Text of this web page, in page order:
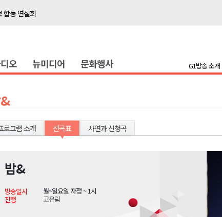
합동 연설회
' 개원
봄' 시행
속 '다'등급
공동체"
동 연설회
복원 재개
대 불편
오 뉴미디어 문화행사 G1방송 소개
로그램 소개 선곡표 사연과 신청곡
밤&
방송일시
월~일요일 자정 ~ 1시
진행
고유림